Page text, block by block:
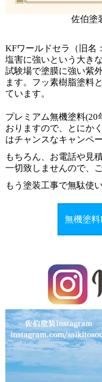
佐伯塗
KFワールドセラ（旧名
塩害に強いという大き
試験場で塗膜に強い紫
ます。フッ素樹脂塗料
ています。
プレミアム無機塗料(20
おりますので、とにか
はチャンスなキャンペ
もちろん、お電話や見
一切致しませんので、
もう塗装工事で無駄使
無機塗